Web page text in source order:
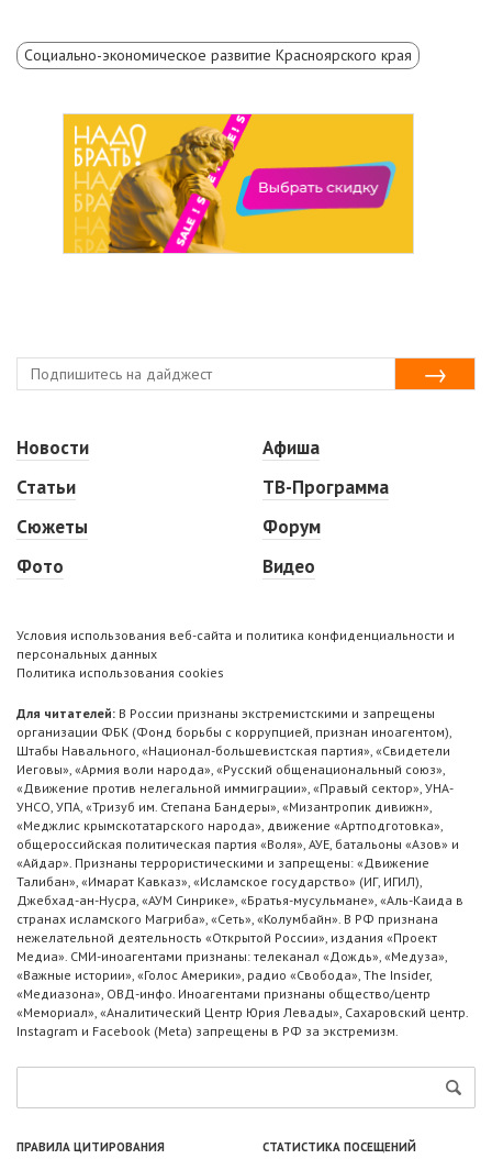
Социально-экономическое развитие Красноярского края
Новости
Статьи
Сюжеты
Фото
Афиша
ТВ-Программа
Форум
Видео
Условия использования веб-сайта и политика конфиденциальности и
персональных данных
Политика использования cookies
Для читателей: В России признаны экстремистскими и запрещены
организации ФБК (Фонд борьбы с коррупцией, признан иноагентом),
Штабы Навального, «Национал-большевистская партия», «Свидетели
Иеговы», «Армия воли народа», «Русский общенациональный союз»,
«Движение против нелегальной иммиграции», «Правый сектор», УНА-
УНСО, УПА, «Тризуб им. Степана Бандеры», «Мизантропик дивижн»,
«Меджлис крымскотатарского народа», движение «Артподготовка»,
общероссийская политическая партия «Воля», АУЕ, батальоны «Азов» и
«Айдар». Признаны террористическими и запрещены: «Движение
Талибан», «Имарат Кавказ», «Исламское государство» (ИГ, ИГИЛ),
Джебхад-ан-Нусра, «АУМ Синрике», «Братья-мусульмане», «Аль-Каида в
странах исламского Магриба», «Сеть», «Колумбайн». В РФ признана
нежелательной деятельность «Открытой России», издания «Проект
Медиа». СМИ-иноагентами признаны: телеканал «Дождь», «Медуза»,
«Важные истории», «Голос Америки», радио «Свобода», The Insider,
«Медиазона», ОВД-инфо. Иноагентами признаны общество/центр
«Мемориал», «Аналитический Центр Юрия Левады», Сахаровский центр.
Instagram и Facebook (Metа) запрещены в РФ за экстремизм.
ПРАВИЛА ЦИТИРОВАНИЯ СТАТИСТИКА ПОСЕЩЕНИЙ